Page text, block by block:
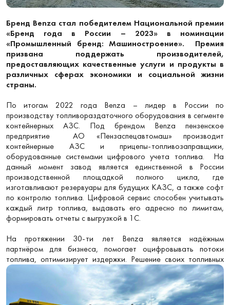
Бренд Benza стал победителем Национальной премии
«Бренд года в России – 2023» в номинации
«Промышленный бренд: Машиностроение». Премия
призвана поддержать производителей,
предоставляющих качественные услуги и продукты в
различных сферах экономики и социальной жизни
страны.
По итогам 2022 года Benza – лидер в России по
производству топливораздаточного оборудования в сегменте
контейнерных АЗС. Под брендом Benza пензенское
предприятие АО «Пензаспецавтомаш» производит
контейнерные АЗС и прицепы-топливозаправщики,
оборудованные системами цифрового учета топлива. На
данный момент завод является единственной в России
производственной площадкой полного цикла, где
изготавливают резервуары для будущих КАЗС, а также софт
по контролю топлива. Цифровой сервис способен учитывать
каждый литр топлива, выдавать его адресно по лимитам,
формировать отчеты с выгрузкой в 1С.
На протяжении 30-ти лет Benza является надёжным
партнёром для бизнеса, помогает оцифровывать потоки
топлива, оптимизирует издержки. Решение своих топливных